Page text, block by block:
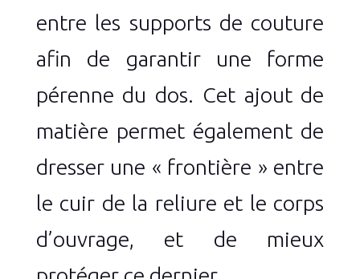
entre les supports de couture
afin de garantir une forme
pérenne du dos. Cet ajout de
matière permet également de
dresser une « frontière » entre
le cuir de la reliure et le corps
d’ouvrage, et de mieux